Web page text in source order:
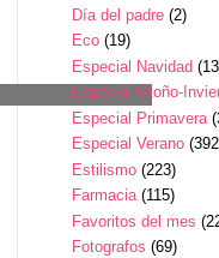
Día del padre (2)
Eco (19)
Especial Navidad
Especial Otoño-
Especial Primavera
Especial Verano
Estilismo (223)
Farmacia (115)
Favoritos del mes
Fotografos (69)